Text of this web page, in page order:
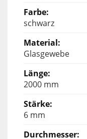
schwarz
Glasgewebe
2000 mm
6 mm